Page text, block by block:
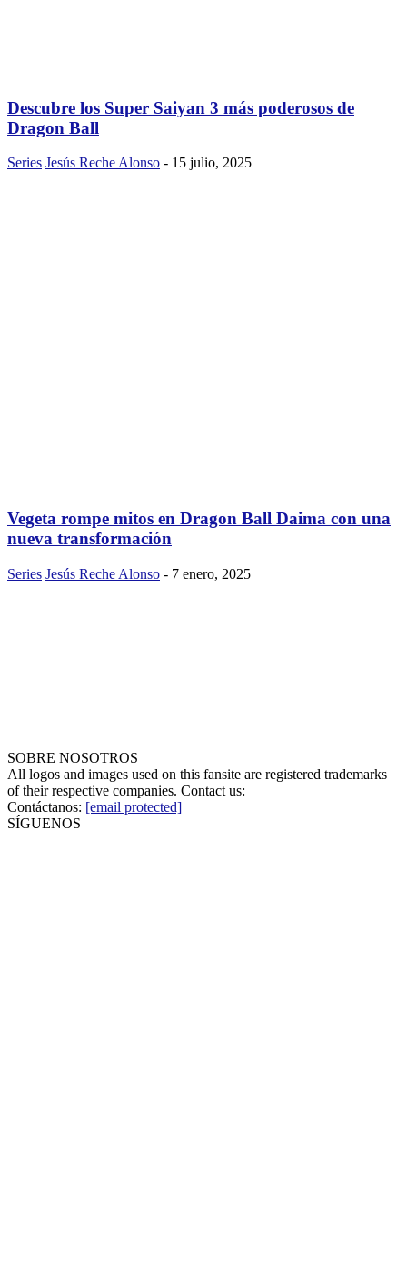
Descubre los Super Saiyan 3 más poderosos de
Dragon Ball
Series Jesús Reche Alonso - 15 julio, 2025
Vegeta rompe mitos en Dragon Ball Daima con una
nueva transformación
Series Jesús Reche Alonso - 7 enero, 2025
SOBRE NOSOTROS
All logos and images used on this fansite are registered trademarks
of their respective companies. Contact us:
Contáctanos: [email protected]
SÍGUENOS